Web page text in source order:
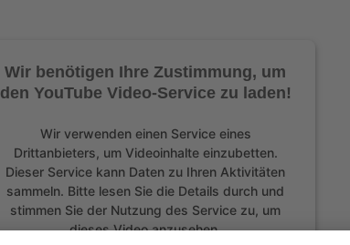
Wir benötigen Ihre Zustimmung, um
den YouTube Video-Service zu laden!
Wir verwenden einen Service eines
Drittanbieters, um Videoinhalte einzubetten.
Dieser Service kann Daten zu Ihren Aktivitäten
sammeln. Bitte lesen Sie die Details durch und
stimmen Sie der Nutzung des Service zu, um
dieses Video anzusehen.